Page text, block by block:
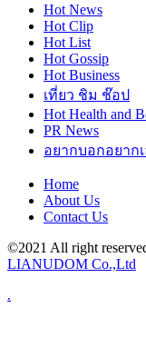
Hot News
Hot Clip
Hot List
Hot Gossip
Hot Business
เที่ยว ชิม ช๊อป
Hot Health and
PR News
อยากบอกอยาก
Home
About Us
Contact Us
©2021 All right
LIANUDOM Co.,Ltd
.